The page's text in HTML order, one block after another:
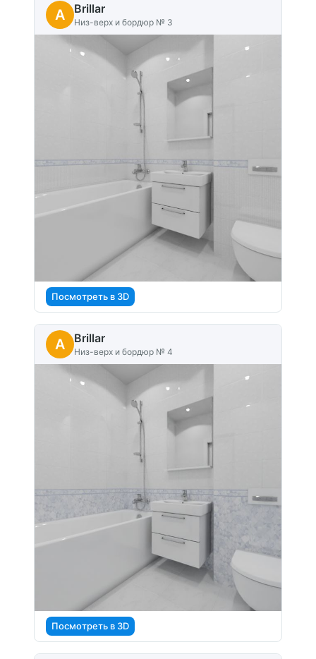
A Brillar
Низ-верх и бордюр № 3
Посмотреть в 3D
A Brillar
Низ-верх и бордюр № 4
Посмотреть в 3D